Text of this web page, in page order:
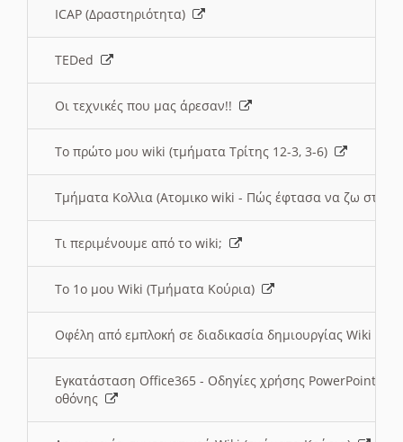
ICAP (Δραστηριότητα)
TEDed
Οι τεχνικές που μας άρεσαν!!
Το πρώτο μου wiki (τμήματα Τρίτης 12-3, 3-6)
Τμήματα Κολλια (Ατομικο wiki - Πώς έφτασα να ζω στην
Τι περιμένουμε από το wiki;
Το 1ο μου Wiki (Τμήματα Κούρια)
Οφέλη από εμπλοκή σε διαδικασία δημιουργίας Wiki
Εγκατάσταση Office365 - Οδηγίες χρήσης PowerPoint
οθόνης